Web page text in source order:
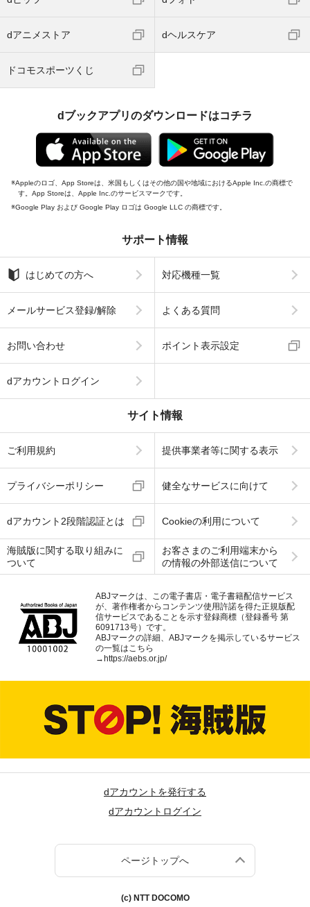
dアニメストア dヘルスケア
ドコモスポーツくじ
dブックアプリのダウンロードはコチラ
Appleのロゴ、App Storeは、米国もしくはその他の国や地域におけるApple Inc.の商標で
す。App Storeは、Apple Inc.のサービスマークです。
Google Play および Google Play ロゴは Google LLC の商標です。
サポート情報
はじめての方へ 対応機種一覧
メールサービス登録/解除 よくある質問
お問い合わせ ポイント表示設定
dアカウントログイン
サイト情報
ご利用規約 提供事業者等に関する表示
プライバシーポリシー 健全なサービスに向けて
dアカウント2段階認証とは Cookieの利用について
海賊版に関する取り組みに
ついて
お客さまのご利用端末から
の情報の外部送信について
ABJマークは、この電子書店・電子書籍配信サービス
が、著作権者からコンテンツ使用許諾を得た正規版配
信サービスであることを示す登録商標（登録番号 第
6091713号）です。
ABJマークの詳細、ABJマークを掲示しているサービス
の一覧はこちら
→ https://aebs.or.jp/
dアカウントを発行する
dアカウントログイン
ページトップへ
(c) NTT DOCOMO